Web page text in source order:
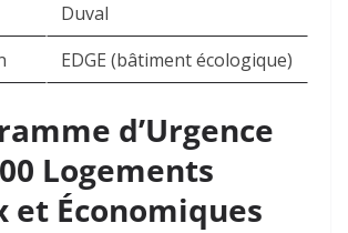
Duval
EDGE (bâtiment écologique)
d’Urgence
Logements
et Économiques